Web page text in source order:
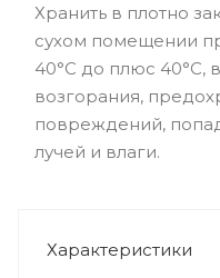
Хранить в плотно
сухом помещении
40°С до плюс 40°С,
возгорания,
повреждений,
лучей и влаги.
Характеристики